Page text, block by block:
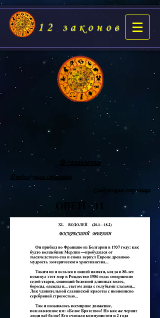
12 законов
В оглавление
Предыдущая страница
Следующая страница
ОВЕН - 11